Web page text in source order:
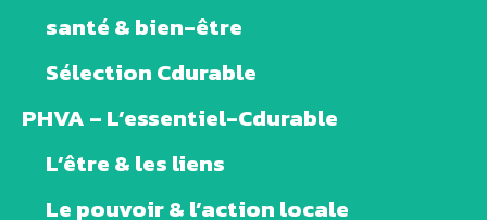
santé & bien-être
Sélection Cdurable
PHVA – L’essentiel-Cdurable
L’être & les liens
Le pouvoir & l’action locale